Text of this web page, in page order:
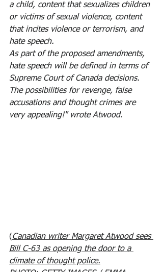
a child, content that sexualizes children
or victims of sexual violence, content
that incites violence or terrorism, and
hate speech.
As part of the proposed amendments,
hate speech will be defined in terms of
Supreme Court of Canada decisions.
The possibilities for revenge, false
accusations and thought crimes are
very appealing!" wrote Atwood.
(Canadian writer Margaret Atwood sees
Bill C-63 as opening the door to a
climate of thought police.